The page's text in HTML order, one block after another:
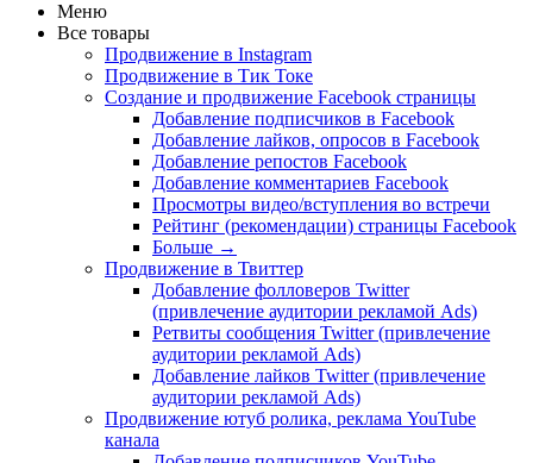
Меню
Все товары
Продвижение в Instagram
Продвижение в Тик Токе
Создание и продвижение Facebook страницы
Добавление подписчиков в Facebook
Добавление лайков, опросов в Facebook
Добавление репостов Facebook
Добавление комментариев Facebook
Просмотры видео/вступления во встречи
Рейтинг (рекомендации) страницы Facebook
Больше →
Продвижение в Твиттер
Добавление фолловеров Twitter
(привлечение аудитории рекламой Ads)
Ретвиты сообщения Twitter (привлечение
аудитории рекламой Ads)
Добавление лайков Twitter (привлечение
аудитории рекламой Ads)
Продвижение ютуб ролика, реклама YouTube
канала